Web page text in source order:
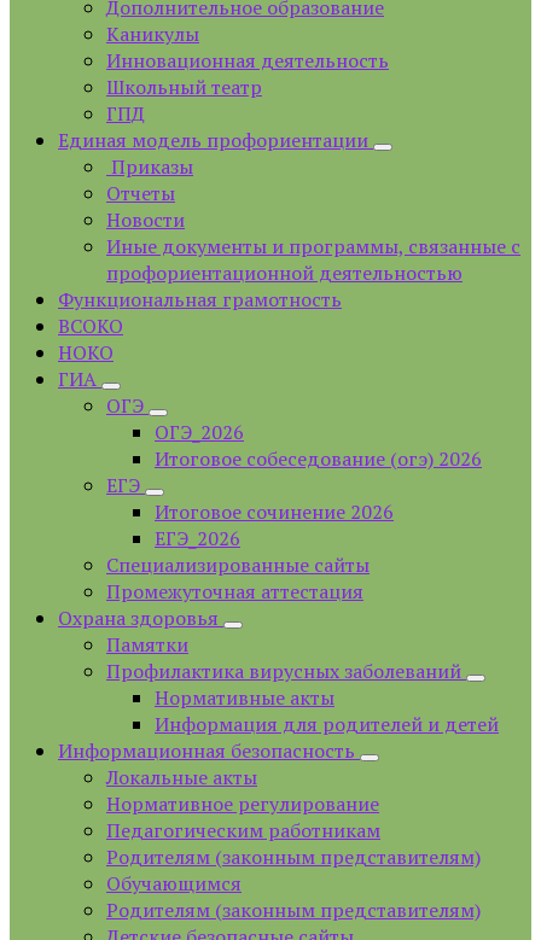
Дополнительное образование
Каникулы
Инновационная деятельность
Школьный театр
ГПД
Единая модель профориентации
Приказы
Отчеты
Новости
Иные документы и программы, связанные с
профориентационной деятельностью
Функциональная грамотность
ВСОКО
НОКО
ГИА
ОГЭ
ОГЭ_2026
Итоговое собеседование (огэ) 2026
ЕГЭ
Итоговое сочинение 2026
ЕГЭ_2026
Специализированные сайты
Промежуточная аттестация
Охрана здоровья
Памятки
Профилактика вирусных заболеваний
Нормативные акты
Информация для родителей и детей
Информационная безопасность
Локальные акты
Нормативное регулирование
Педагогическим работникам
Родителям (законным представителям)
Обучающимся
Родителям (законным представителям)